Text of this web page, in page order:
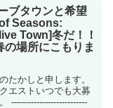
ブタウンと希望
Seasons:
Town]冬だ！！
の場所にこもりま
たかしと申します。
エストいつでも大募
---------------------------